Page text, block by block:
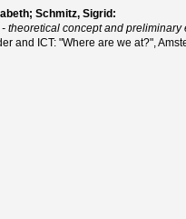
Schmitz, Sigrid:
theoretical concept and preliminary
and ICT: "Where are we at?",